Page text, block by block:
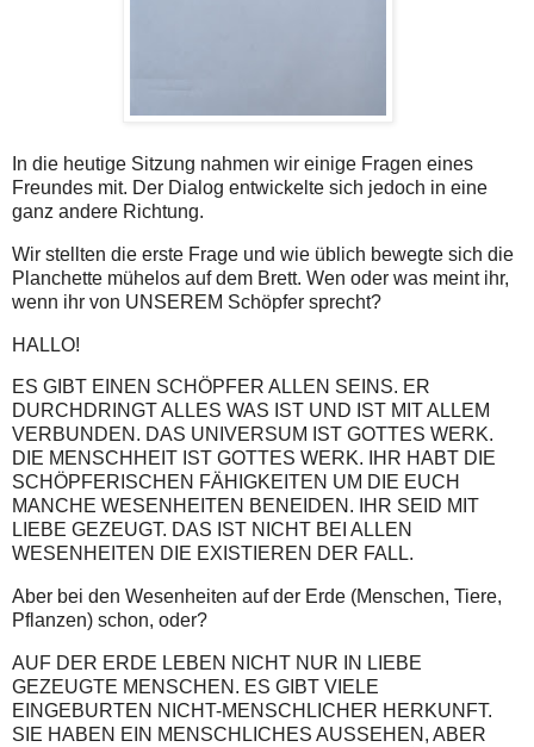
In die heutige Sitzung nahmen wir einige Fragen eines
Freundes mit. Der Dialog entwickelte sich jedoch in eine
ganz andere Richtung.
Wir stellten die erste Frage und wie üblich bewegte sich die
Planchette mühelos auf dem Brett. Wen oder was meint ihr,
wenn ihr von UNSEREM Schöpfer sprecht?
HALLO!
ES GIBT EINEN SCHÖPFER ALLEN SEINS. ER
DURCHDRINGT ALLES WAS IST UND IST MIT ALLEM
VERBUNDEN. DAS UNIVERSUM IST GOTTES WERK.
DIE MENSCHHEIT IST GOTTES WERK. IHR HABT DIE
SCHÖPFERISCHEN FÄHIGKEITEN UM DIE EUCH
MANCHE WESENHEITEN BENEIDEN. IHR SEID MIT
LIEBE GEZEUGT. DAS IST NICHT BEI ALLEN
WESENHEITEN DIE EXISTIEREN DER FALL.
Aber bei den Wesenheiten auf der Erde (Menschen, Tiere,
Pflanzen) schon, oder?
AUF DER ERDE LEBEN NICHT NUR IN LIEBE
GEZEUGTE MENSCHEN. ES GIBT VIELE
EINGEBURTEN NICHT-MENSCHLICHER HERKUNFT.
SIE HABEN EIN MENSCHLICHES AUSSEHEN, ABER